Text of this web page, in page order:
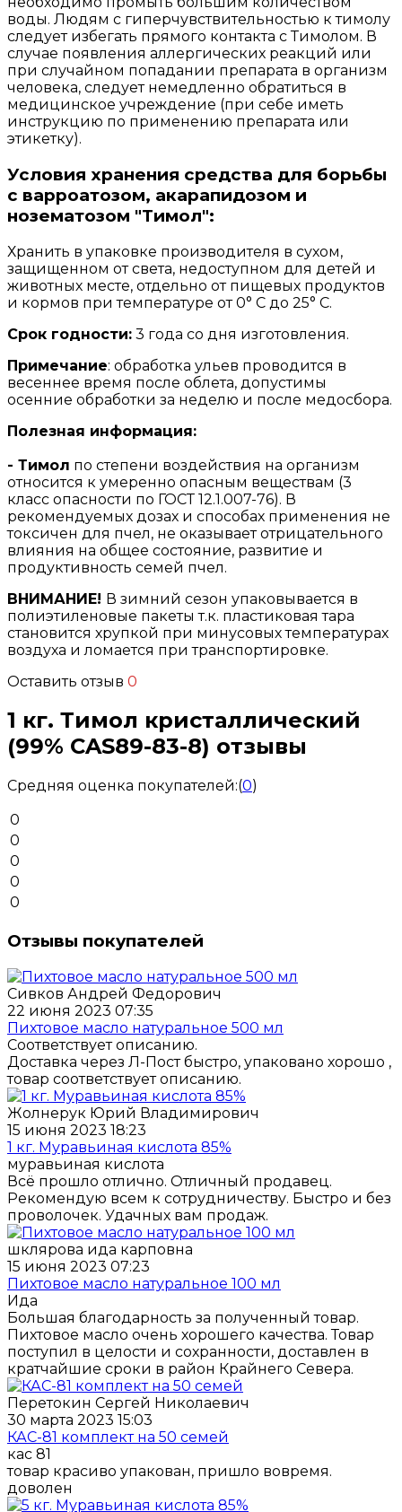
воды. Людям с гиперчувствительностью к тимолу
следует избегать прямого контакта с Тимолом. В
случае появления аллергических реакций или
при случайном попадании препарата в организм
человека, следует немедленно обратиться в
медицинское учреждение (при себе иметь
инструкцию по применению препарата или
этикетку).
Условия хранения средства для борьбы
с варроатозом, акарапидозом и
нозематозом "Тимол":
Хранить в упаковке производителя в сухом,
защищенном от света, недоступном для детей и
животных месте, отдельно от пищевых продуктов
и кормов при температуре от 0° С до 25° С.
Срок годности: 3 года со дня изготовления.
Примечание: обработка ульев проводится в
весеннее время после облета, допустимы
осенние обработки за неделю и после медосбора.
Полезная информация:
- Тимол по степени воздействия на организм
относится к умеренно опасным веществам (3
класс опасности по ГОСТ 12.1.007-76). В
рекомендуемых дозах и способах применения не
токсичен для пчел, не оказывает отрицательного
влияния на общее состояние, развитие и
продуктивность семей пчел.
ВНИМАНИЕ! В зимний сезон упаковывается в
полиэтиленовые пакеты т.к. пластиковая тара
становится хрупкой при минусовых температурах
воздуха и ломается при транспортировке.
Оставить отзыв 0
1 кг. Тимол кристаллический
(99% CAS89-83-8) отзывы
Средняя оценка покупателей:(0)
0
0
0
0
0
Отзывы покупателей
Сивков Андрей Федорович
22 июня 2023 07:35
Пихтовое масло натуральное 500 мл
Соответствует описанию.
Доставка через Л-Пост быстро, упаковано хорошо ,
товар соответствует описанию.
Жолнерук Юрий Владимирович
15 июня 2023 18:23
1 кг. Муравьиная кислота 85%
муравьиная кислота
Всё прошло отлично. Отличный продавец.
Рекомендую всем к сотрудничеству. Быстро и без
проволочек. Удачных вам продаж.
шклярова ида карповна
15 июня 2023 07:23
Пихтовое масло натуральное 100 мл
Ида
Большая благодарность за полученный товар.
Пихтовое масло очень хорошего качества. Товар
поступил в целости и сохранности, доставлен в
кратчайшие сроки в район Крайнего Севера.
Перетокин Сергей Николаевич
30 марта 2023 15:03
КАС-81 комплект на 50 семей
кас 81
товар красиво упакован, пришло вовремя.
доволен